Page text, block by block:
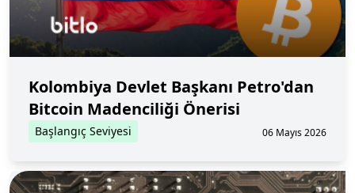
Kolombiya Devlet Başkanı Petro'dan
Bitcoin Madenciliği Önerisi
Başlangıç Seviyesi 06 Mayıs 2026